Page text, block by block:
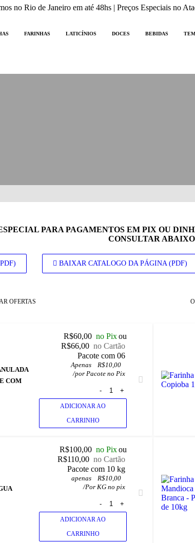
no Rio de Janeiro em até 48hs | Preços Especiais no
FARINHAS LATICÍNIOS DOCES BEBIDAS
PARA PAGAMENTOS EM PIX OU
CONSULTAR
BAIXAR CATALOGO DA PÁGINA (PDF)
OFERTAS
COM
R$60,00 no Pixou
R$66,00 no Cartão
Pacote com 06
Apenas R$10,00
/por Pacote no Pix
ADICIONAR AO
CARRINHO
R$100,00 no Pixou
R$110,00 no Cartão
Pacote com 10 kg
apenas R$10,00
/Por KG no pix
ADICIONAR AO
CARRINHO